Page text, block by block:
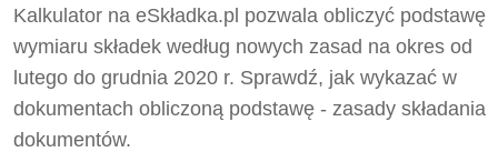
Kalkulator na eSkładka.pl pozwala obliczyć podstawę
wymiaru składek według nowych zasad na okres od
lutego do grudnia 2020 r. Sprawdź, jak wykazać w
dokumentach obliczoną podstawę - zasady składania
dokumentów.